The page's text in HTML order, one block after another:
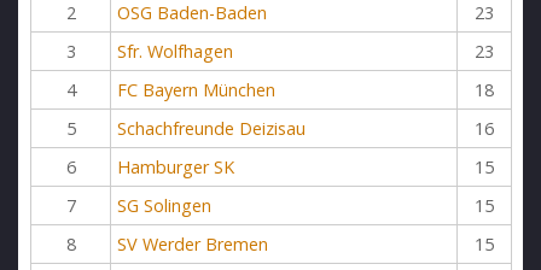
2
OSG Baden-Baden
23
3
Sfr. Wolfhagen
23
4
FC Bayern München
18
5
Schachfreunde Deizisau
16
6
Hamburger SK
15
7
SG Solingen
15
8
SV Werder Bremen
15